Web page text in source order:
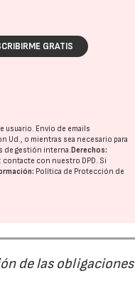
GRATIS
usuario. Envío de emails
Ud., o mientras sea necesario para
de gestión interna. Derechos:
contacte con nuestro DPD. Si
Política de Protección de
de las obligaciones